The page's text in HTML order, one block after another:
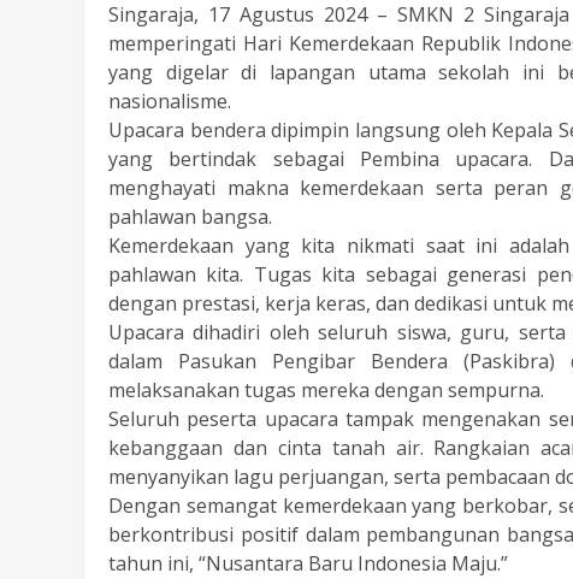
Singaraja, 17 Agustus 2024 – SMKN 2
memperingati Hari Kemerdekaan Republik
yang digelar di lapangan utama sekolah ini
nasionalisme.
Upacara bendera dipimpin langsung oleh Kepala
yang bertindak sebagai Pembina upacara.
menghayati makna kemerdekaan serta peran
pahlawan bangsa.
Kemerdekaan yang kita nikmati saat ini
pahlawan kita. Tugas kita sebagai generasi
dengan prestasi, kerja keras, dan dedikasi untuk
Upacara dihadiri oleh seluruh siswa, guru,
dalam Pasukan Pengibar Bendera
melaksanakan tugas mereka dengan sempurna.
Seluruh peserta upacara tampak mengenakan
kebanggaan dan cinta tanah air. Rangkaian
menyanyikan lagu perjuangan, serta pembacaan
Dengan semangat kemerdekaan yang berkobar,
berkontribusi positif dalam pembangunan
tahun ini, “Nusantara Baru Indonesia Maju.”